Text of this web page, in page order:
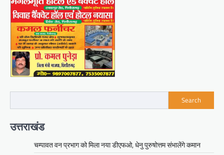
Search
उत्तराखंड
चम्पावत वन प्रभाग को मिला नया डीएफओ, धेनु पुरुषोत्तम संभालेंगे कमान